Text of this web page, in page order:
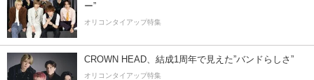
ー”
オリコンタイアップ特集
CROWN HEAD、結成1周年で見えた”バンドらしさ”
オリコンタイアップ特集